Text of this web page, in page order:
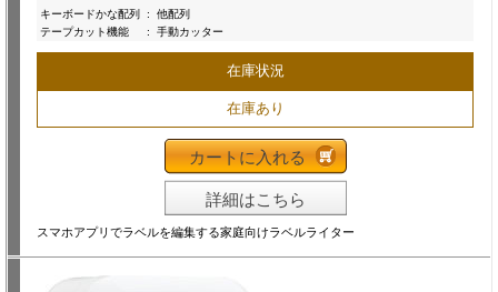
キーボードかな配列
:
他配列
テープカット機能
: 手動カッター
在庫状況
在庫あり
カートに入れる
詳細はこちら
スマホアプリでラベルを編集する家庭向けラベルライター